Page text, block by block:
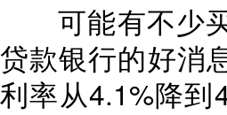
可能有不少买
贷款银行的好消
利率从4.1%降